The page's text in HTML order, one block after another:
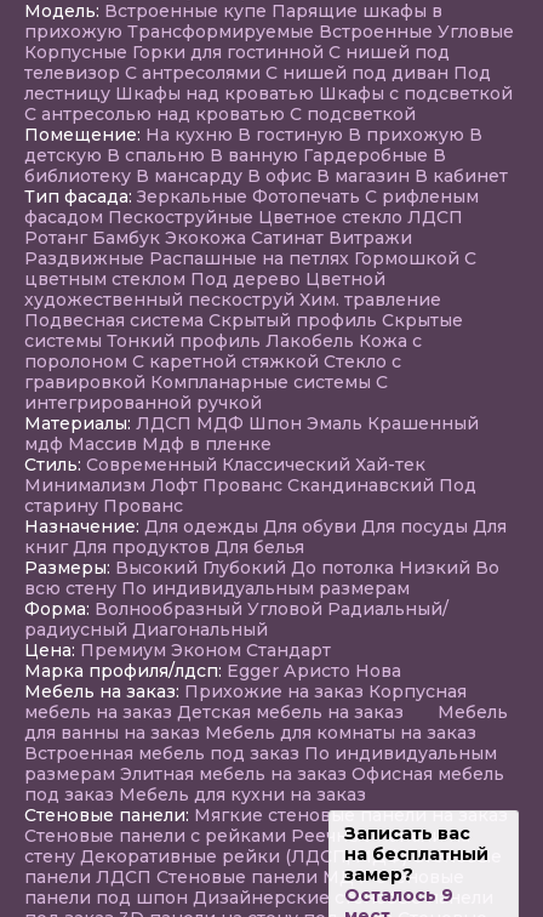
Модель: Встроенные купе Парящие шкафы в
прихожую Трансформируемые Встроенные Угловые
Корпусные Горки для гостинной С нишей под
телевизор С антресолями С нишей под диван Под
лестницу Шкафы над кроватью Шкафы с подсветкой
С антресолью над кроватью С подсветкой
Помещение: На кухню В гостиную В прихожую В
детскую В спальню В ванную Гардеробные В
библиотеку В мансарду В офис В магазин В кабинет
Тип фасада: Зеркальные Фотопечать С рифленым
фасадом Пескоструйные Цветное стекло ЛДСП
Ротанг Бамбук Экокожа Сатинат Витражи
Раздвижные Распашные на петлях Гормошкой С
цветным стеклом Под дерево Цветной
художественный пескоструй Хим. травление
Подвесная система Скрытый профиль Скрытые
системы Тонкий профиль Лакобель Кожа с
поролоном С каретной стяжкой Стекло с
гравировкой Компланарные системы С
интегрированной ручкой
Материалы: ЛДСП МДФ Шпон Эмаль Крашенный
мдф Массив Мдф в пленке
Стиль: Современный Классический Хай-тек
Минимализм Лофт Прованс Скандинавский Под
старину Прованс
Назначение: Для одежды Для обуви Для посуды Для
книг Для продуктов Для белья
Размеры: Высокий Глубокий До потолка Низкий Во
всю стену По индивидуальным размерам
Форма: Волнообразный Угловой Радиальный/
радиусный Диагональный
Цена: Премиум Эконом Стандарт
Марка профиля/лдсп: Egger Аристо Нова
Мебель на заказ: Прихожие на заказ Корпусная
мебель на заказ Детская мебель на заказ Мебель
для ванны на заказ Мебель для комнаты на заказ
Встроенная мебель под заказ По индивидуальным
размерам Элитная мебель на заказ Офисная мебель
под заказ Мебель для кухни на заказ
Стеновые панели: Мягкие стеновые панели на заказ
Стеновые панели с рейками Реечные панели на
стену Декоративные рейки (ЛДСП, МДФ) Стеновые
панели ЛДСП Стеновые панели МДФ Стеновые
панели под шпон Дизайнерские стеновые панели
Записать вас
на бесплатный
замер?
Осталось 9